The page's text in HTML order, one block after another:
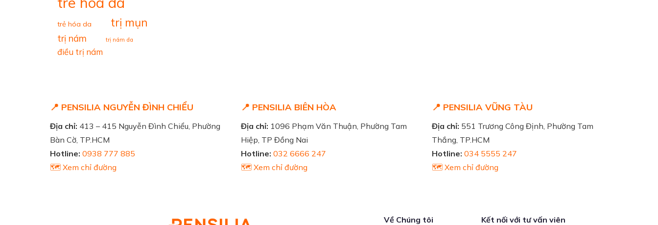
trẻ hóa da trị mụn
trị nám trị nám da
điều trị nám
📍 PENSILIA NGUYỄN ĐÌNH CHIỂU
Địa chỉ: 413 – 415 Nguyễn Đình Chiểu, Phường
Bàn Cờ, TP.HCM
Hotline: 0938 777 885
🗺️ Xem chỉ đường
📍 PENSILIA BIÊN HÒA
Địa chỉ: 1096 Phạm Văn Thuận, Phường Tam
Hiệp, TP Đồng Nai
Hotline: 032 6666 247
🗺️ Xem chỉ đường
📍 PENSILIA VŨNG TÀU
Địa chỉ: 551 Trương Công Định, Phường Tam
Thắng, TP.HCM
Hotline: 034 5555 247
🗺️ Xem chỉ đường
Về Chúng tôi Kết nối với tư vấn viên